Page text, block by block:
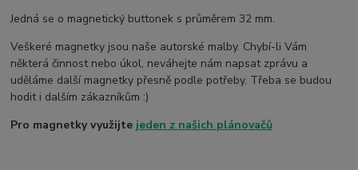
Jedná se o magnetický buttonek s průměrem 32 mm.
Veškeré magnetky jsou naše autorské malby. Chybí-li Vám
některá činnost nebo úkol, neváhejte nám napsat zprávu a
uděláme další magnetky přesně podle potřeby. Třeba se budou
hodit i dalším zákazníkům :)
Pro magnetky využijte jeden z našich plánovačů